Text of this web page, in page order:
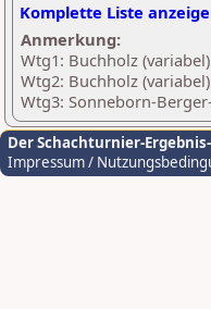
Komplette Liste
Anmerkung:
Wtg1: Buchholz (variabel)
Wtg2: Buchholz (variabel)
Wtg3: Sonneborn-
Der Schachturnier-
Impressum /